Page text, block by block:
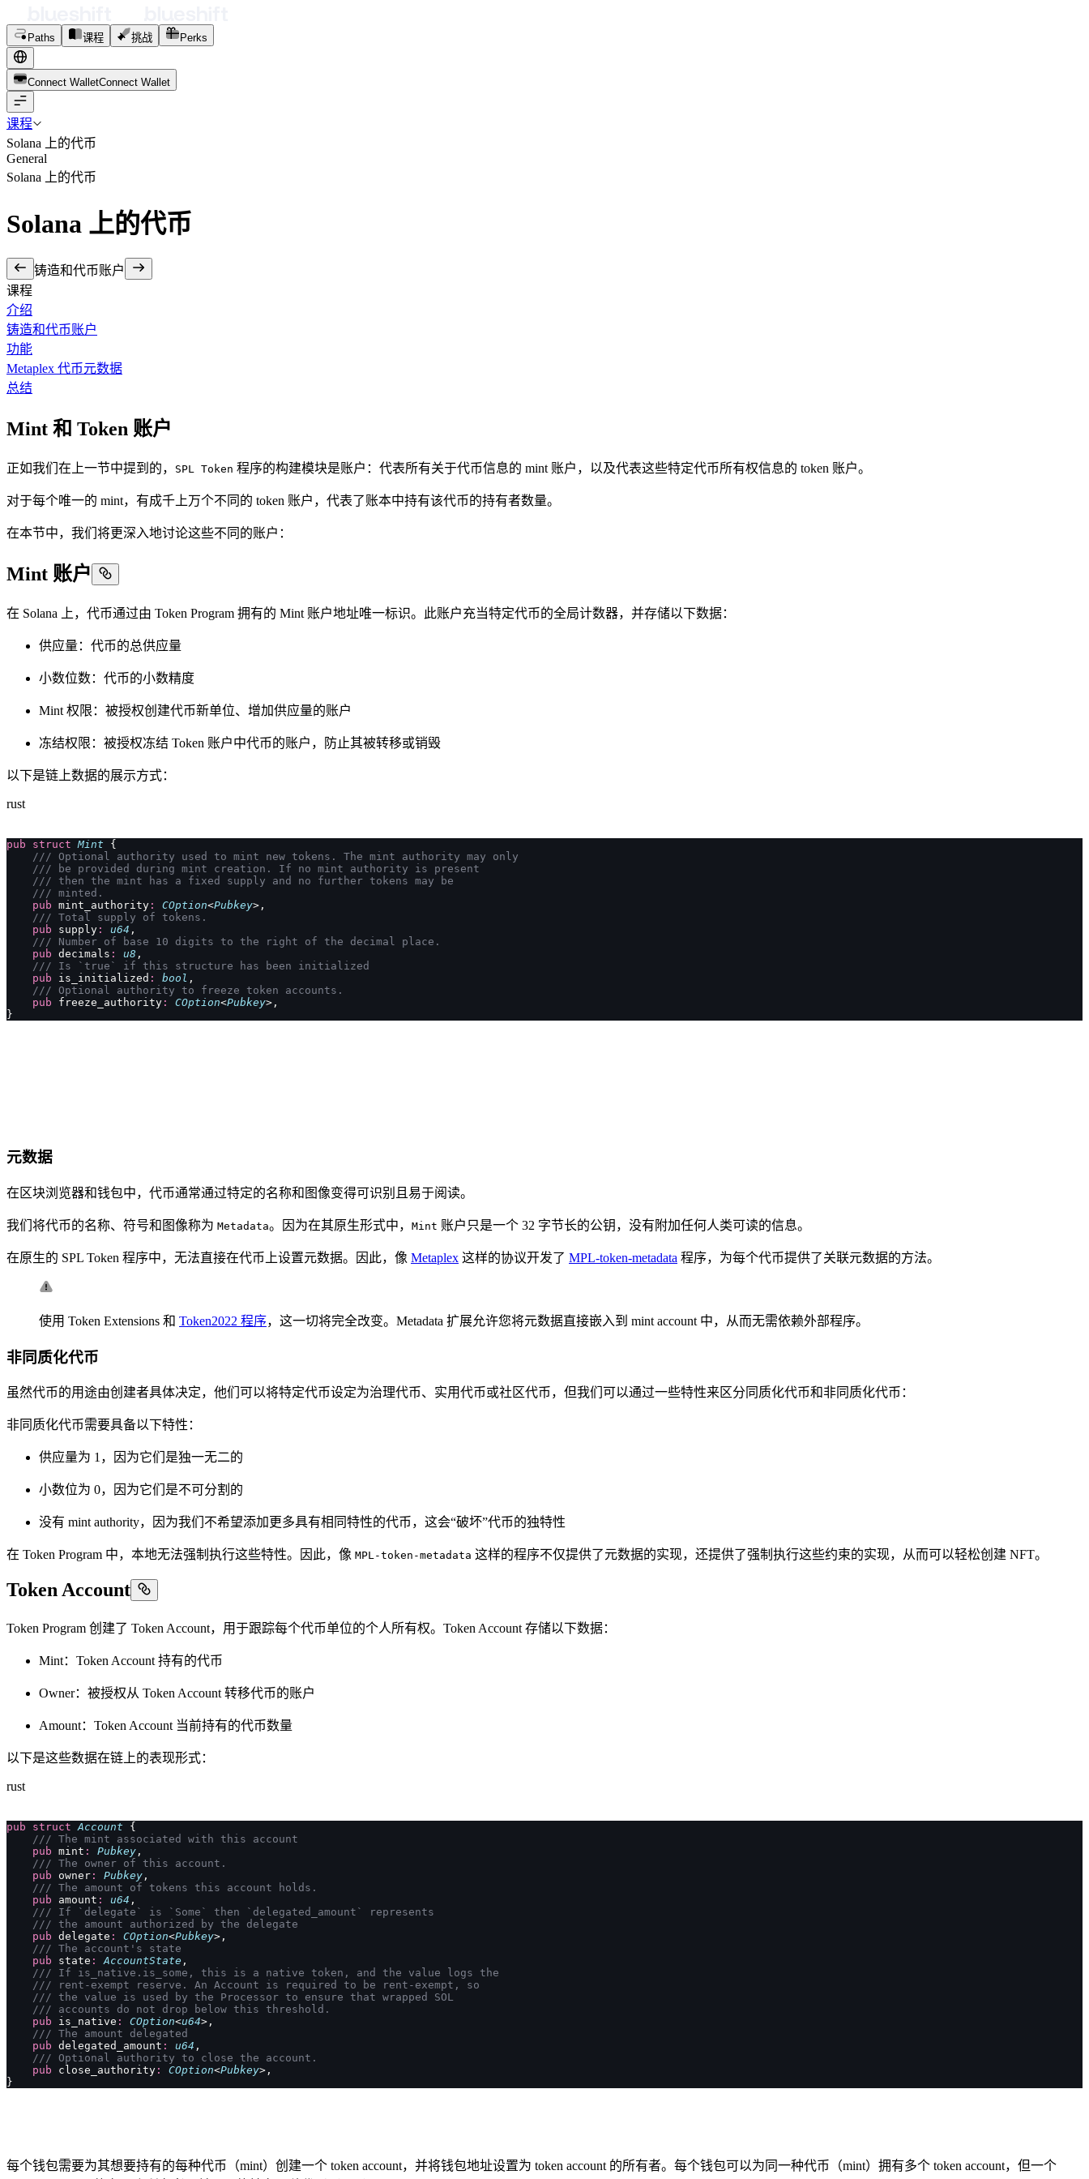
Paths 课程 挑战 Perks
Connect WalletConnect Wal et
课程
Solana 上的代币
General
Solana 上的代币
Solana 上的代币
铸造和代币账户
课程
介绍
铸造和代币账户
功能
Metaplex 代币元数据
总结
Mint 和 Token 账户
正如我们在上一节中提到的， SPL Token 程序的构建模块是账户：代表所有关于代币信息的 mint 账户，以及代表这些特定代币所有权信息的 token 账户。
对于每个唯一的 mint，有成千上万个不同的 token 账户，代表了账本中持有该代币的持有者数量。
在本节中，我们将更深入地讨论这些不同的账户：
Mint 账户
在 Solana 上，代币通过由 Token Program 拥有的 Mint 账户地址唯一标识。此账户充当特定代币的全局计数器，并存储以下数据：
供应量：代币的总供应量
小数位数：代币的小数精度
Mint 权限：被授权创建代币新单位、增加供应量的账户
冻结权限：被授权冻结 Token 账户中代币的账户，防止其被转移或销毁
以下是链上数据的展示方式：
rust
pub struct Mint {
    /// Optional authority used to mint new tokens. The mint authority may only
    /// be provided during mint creation. If no mint authority is present
    /// then the mint has a fixed supply and no further tokens may be
    /// minted.
    pub
mint_authority : COption<Pubkey>,
    /// Total supply of tokens.
    pub
supply : u64 ,
    /// Number of base 10 digits to the right of the decimal place.
    pub
decimals : u8 ,
    /// Is `true` if this structure has been initialized
    pub
is_initialized : bool ,
    /// Optional authority to freeze token accounts.
    pub
freeze_authority : COption<Pubkey>,
}
元数据
在区块浏览器和钱包中，代币通常通过特定的名称和图像变得可识别且易于阅读。
我们将代币的名称、符号和图像称为 Metadata。因为在其原生形式中， Mint 账户只是一个 32 字节长的公钥，没有附加任何人类可读的信息。
在原生的 SPL Token 程序中，无法直接在代币上设置元数据。因此，像 Metaplex 这样的协议开发了 MPL-token-metadata 程序，为每个代币提供了关联元数据的方法。
使用 Token Extensions 和 Token2022 程序，这一切将完全改变。Metadata 扩展允许您将元数据直接嵌入到 mint account 中，从而无需依赖外部程序。
非同质化代币
虽然代币的用途由创建者具体决定，他们可以将特定代币设定为治理代币、实用代币或社区代币，但我们可以通过一些特性来区分同质化代币和非同质化代币：
非同质化代币需要具备以下特性：
供应量为 1，因为它们是独一无二的
小数位为 0，因为它们是不可分割的
没有 mint authority，因为我们不希望添加更多具有相同特性的代币，这会“破坏”代币的独特性
在 Token Program 中，本地无法强制执行这些特性。因此，像 MPL-token-metadata 这样的程序不仅提供了元数据的实现，还提供了强制执行这些约束的实现，从而可以轻松创建 NFT。
Token Account
Token Program 创建了 Token Account，用于跟踪每个代币单位的个人所有权。Token Account 存储以下数据：
Mint：Token Account 持有的代币
Owner：被授权从 Token Account 转移代币的账户
Amount：Token Account 当前持有的代币数量
以下是这些数据在链上的表现形式：
rust
pub struct Account {
    /// The mint associated with this account
    pub
mint : Pubkey ,
    /// The owner of this account.
    pub
owner : Pubkey ,
    /// The amount of tokens this account holds.
    pub
amount : u64 ,
    /// If `delegate` is `Some` then `delegated_amount` represents
    /// the amount authorized by the delegate
    pub
delegate : COption<Pubkey>,
    /// The account's state
    pub
state : AccountState ,
    /// If is_native.is_some, this is a native token, and the value logs the
    /// rent-exempt reserve. An Account is required to be rent-exempt, so
    /// the value is used by the Processor to ensure that wrapped SOL
    /// accounts do not drop below this threshold.
    pub
is_native : COption<u64>,
    /// The amount delegated
    pub
delegated_amount : u64 ,
    /// Optional authority to close the account.
    pub
close_authority : COption<Pubkey>,
}
每个钱包需要为其想要持有的每种代币（mint）创建一个 token account，并将钱包地址设置为 token account 的所有者。每个钱包可以为同一种代币（mint）拥有多个 token account，但一个